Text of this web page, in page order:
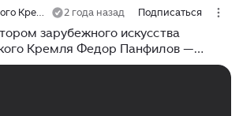
Музеи Московского Кремля 2 года назад Подписаться
зарубежного искусства
Кремля Федор Панфилов —
Пушкина «Анчар».